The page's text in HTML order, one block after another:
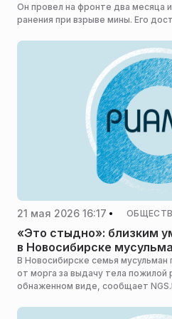
Он провел на фронте два месяца
ранения при взрыве мины. Его
певец на самом деле жив,
21 мая 2026 16:17
«Это стыдно»: близким
в Новосибирске
неприкрытое тело
В Новосибирске семья мусульман
от морга за выдачу тела
обнаженном виде, сообщает